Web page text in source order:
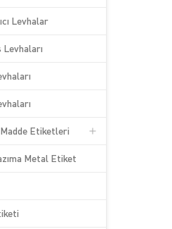
Levhalar
Levhaları
Etiketleri
Metal Etiket